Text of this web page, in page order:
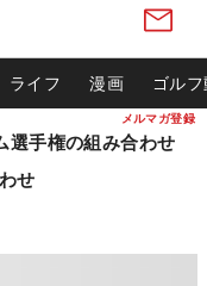
メルマガ登録
ライフ 漫画 ゴル
手権の組み合わせ
せ